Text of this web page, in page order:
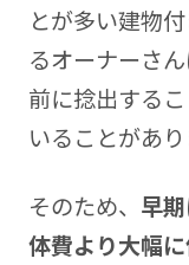
とが多い建物
るオーナーさ
前に捻出する
いることがあり
そのため、 早
体費より大幅